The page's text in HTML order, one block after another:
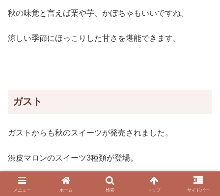
秋の味覚と言えば栗や芋、かぼちゃもいいですね。
涼しい季節にほっこりした甘さを堪能できます。
ガスト
ガストからも秋のスイーツが発売されました。
渋皮マロンのスイーツ3種類が登場。
メニュー ホーム 検索 トップ サイドバー